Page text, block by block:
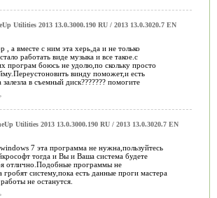
Utilities 2013 13.0.3000.190 RU / 2013 13.0.3020.7 EN
, а вместе с ним эта херь,да и не только
работать виде музыка и все такое.с
програм боюсь не удолю,по скольку просто
винду поможет,и есть
в съемный диск??????? помогите
Utilities 2013 13.0.3000.190 RU / 2013 13.0.3020.7 EN
7 эта программа не нужна,пользуйтесь
тогда и Вы и Ваша система будете
отлично.Подобные программы не
систему,пока есть данные проги мастера
не останутся.